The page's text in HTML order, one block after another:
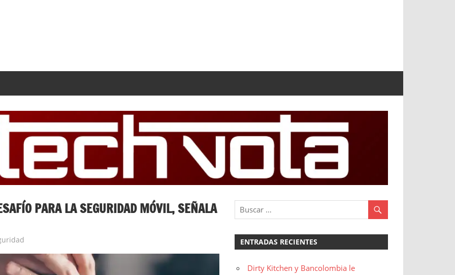
PARA LA SEGURIDAD MÓVIL, SEÑALA
ENTRADAS RECIENTES
Dirty Kitchen y Bancolombia le